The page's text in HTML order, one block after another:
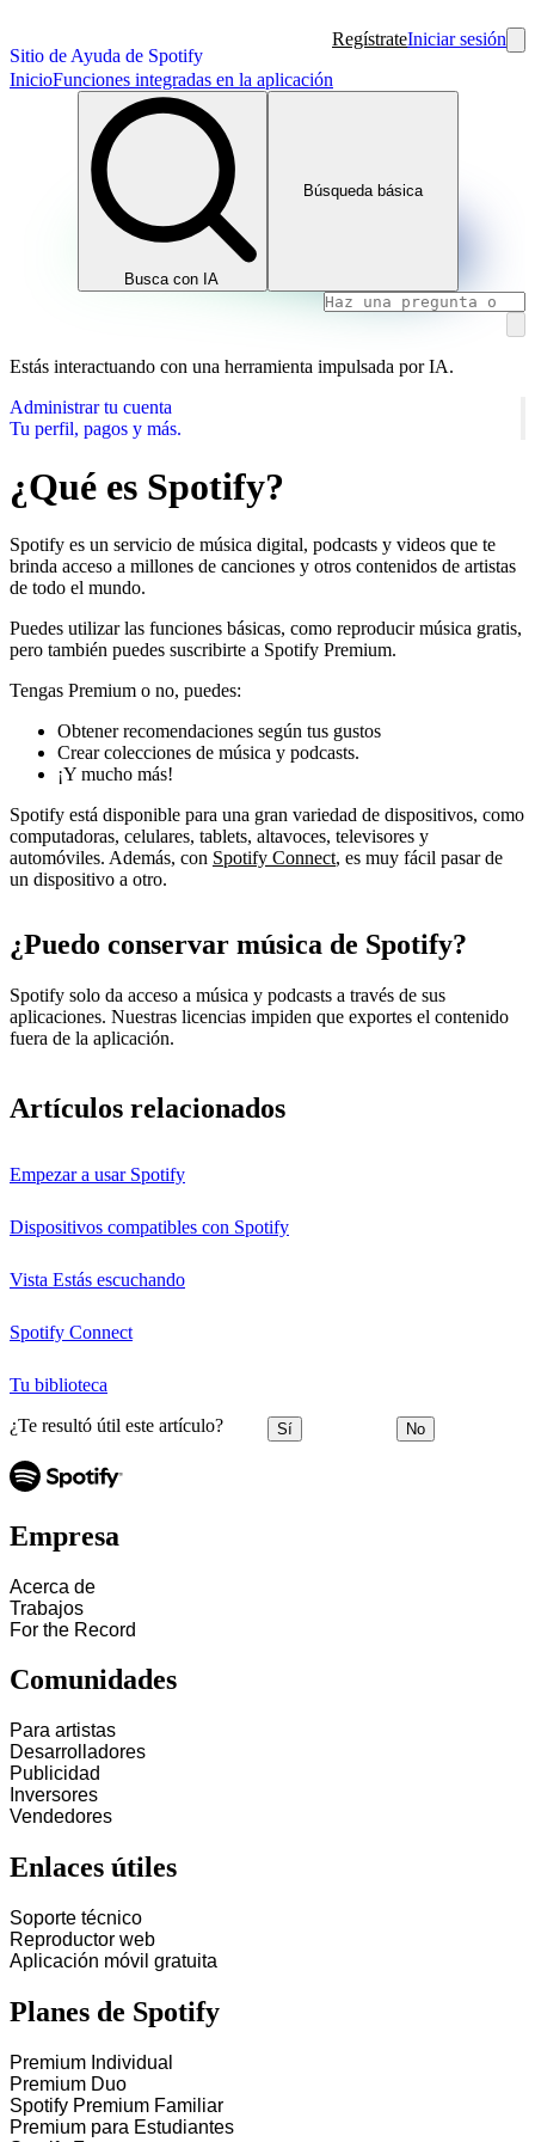
Sitio de Ayuda de Spotify
RegístrateIniciar sesión
InicioFunciones integradas en la aplicación
Busca con IA
Búsqueda básica
Estás interactuando con una herramienta impulsada por IA.
Administrar tu cuenta
Tu perfil, pagos y más.
¿Qué es Spotify?
Spotify es un servicio de música digital, podcasts y videos que te
brinda acceso a millones de canciones y otros contenidos de artistas
de todo el mundo.
Puedes utilizar las funciones básicas, como reproducir música gratis,
pero también puedes suscribirte a Spotify Premium.
Tengas Premium o no, puedes:
Obtener recomendaciones según tus gustos
Crear colecciones de música y podcasts.
¡Y mucho más!
Spotify está disponible para una gran variedad de dispositivos, como
computadoras, celulares, tablets, altavoces, televisores y
automóviles. Además, con Spotify Connect, es muy fácil pasar de
un dispositivo a otro.
¿Puedo conservar música de Spotify?
Spotify solo da acceso a música y podcasts a través de sus
aplicaciones. Nuestras licencias impiden que exportes el contenido
fuera de la aplicación.
Artículos relacionados
Empezar a usar Spotify
Dispositivos compatibles con Spotify
Vista Estás escuchando
Spotify Connect
Tu biblioteca
¿Te resultó útil este artículo? Sí No
Empresa
Acerca de
Trabajos
For the Record
Comunidades
Para artistas
Desarrolladores
Publicidad
Inversores
Vendedores
Enlaces útiles
Soporte técnico
Reproductor web
Aplicación móvil gratuita
Planes de Spotify
Premium Individual
Premium Duo
Spotify Premium Familiar
Premium para Estudiantes